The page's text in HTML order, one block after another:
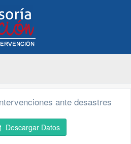
ante desastres
Descargar Datos